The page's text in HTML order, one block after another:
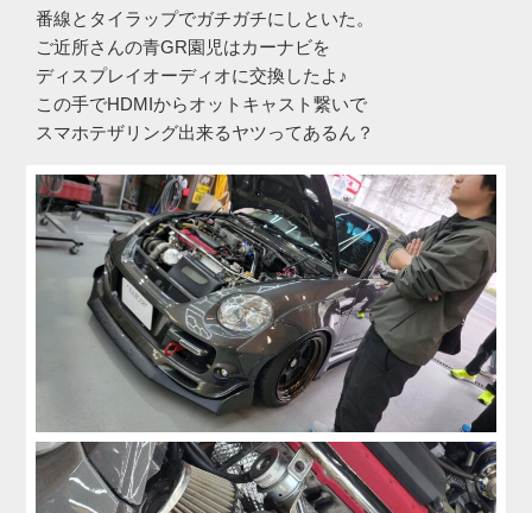
番線とタイラップでガチガチにしといた。
ご近所さんの青GR園児はカーナビを
ディスプレイオーディオに交換したよ♪
この手でHDMIからオットキャスト繋いで
スマホテザリング出来るヤツってあるん？